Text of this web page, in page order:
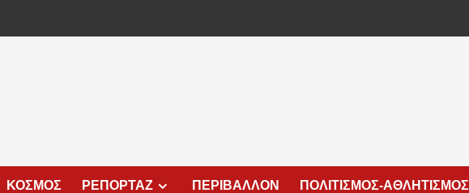
ΚΟΣΜΟΣ ΡΕΠΟΡΤΑΖ ΠΕΡΙΒΑΛΛΟΝ ΠΟΛΙΤΙΣΜΟΣ-ΑΘΛΗΤΙΣΜΟΣ